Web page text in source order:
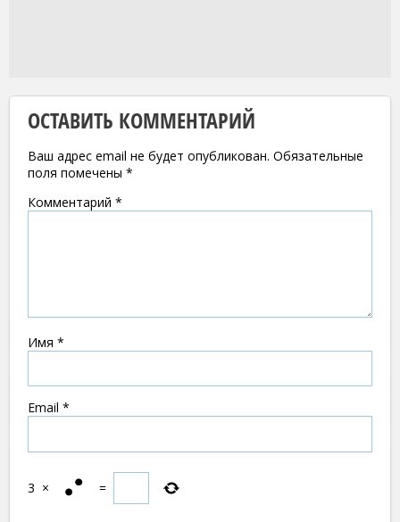
ОСТАВИТЬ КОММЕНТАРИЙ
Ваш адрес email не будет опубликован. Обязательные
поля помечены *
Комментарий *
Имя *
Email *
3 × =